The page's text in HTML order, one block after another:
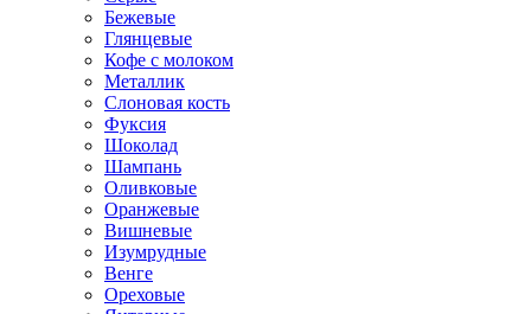
Бежевые
Глянцевые
Кофе с молоком
Металлик
Слоновая кость
Фуксия
Шоколад
Шампань
Оливковые
Оранжевые
Вишневые
Изумрудные
Венге
Ореховые